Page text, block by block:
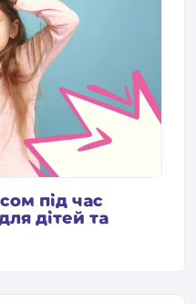
під час
дітей та